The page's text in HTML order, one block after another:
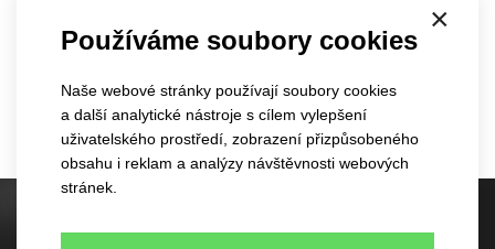
×
Používáme soubory cookies
Naše webové stránky používají soubory cookies
a další analytické nástroje s cílem vylepšení
uživatelského prostředí, zobrazení přizpůsobeného
obsahu i reklam a analýzy návštěvnosti webových
stránek.
Skladové kšiltovky